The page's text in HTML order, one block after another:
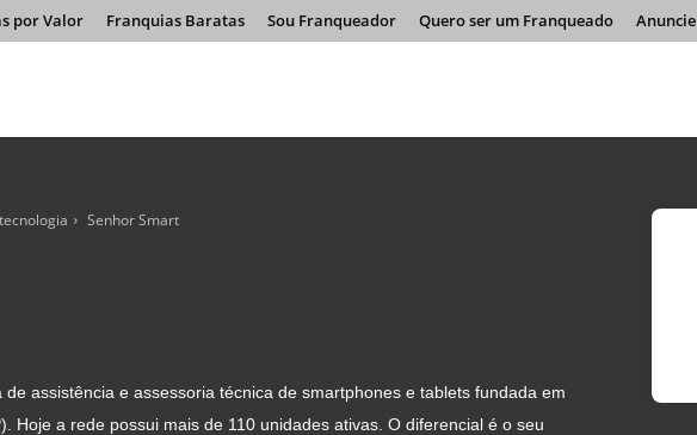
por Valor Franquias Baratas Sou Franqueador Quero ser um Franqueado Anuncie
Senhor Smart
assistência e assessoria técnica de smartphones e tablets fundada em
Hoje a rede possui mais de 110 unidades ativas. O diferencial é o seu